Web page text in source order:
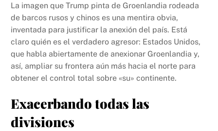
La imagen que Trump pinta de Groenlandia rodeada
de barcos rusos y chinos es una mentira obvia,
inventada para justificar la anexión del país. Está
claro quién es el verdadero agresor: Estados Unidos,
que habla abiertamente de anexionar Groenlandia y,
así, ampliar su frontera aún más hacia el norte para
obtener el control total sobre «su» continente.
Exacerbando todas las
divisiones